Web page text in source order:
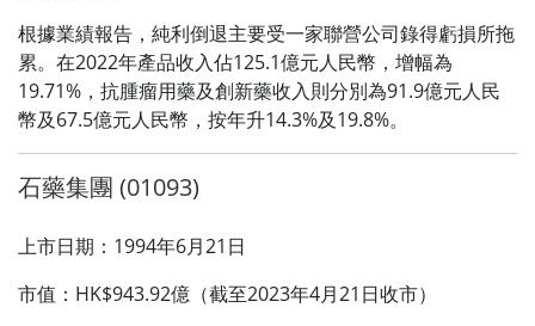
根據業績報告，純利倒退主要受一家聯營公司錄得虧損所拖
累。在2022年產品收入佔125.1億元人民幣，增幅為
19.71%，抗腫瘤用藥及創新藥收入則分別為91.9億元人民
幣及67.5億元人民幣，按年升14.3%及19.8%。
石藥集團 (01093)
上市日期：1994年6月21日
市值：HK$943.92億（截至2023年4月21日收市）